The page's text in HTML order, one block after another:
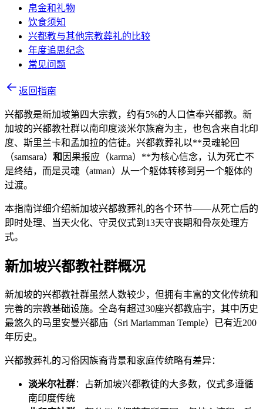
帛金和礼物
饮食须知
兴都教与其他宗教葬礼的比较
年度追思纪念
常见问题
返回指南
兴都教是新加坡第四大宗教，约有5%的人口信奉兴都教。新
加坡的兴都教社群以南印度淡米尔族裔为主，也包含来自北印
度、斯里兰卡和孟加拉的信徒。兴都教葬礼以**灵魂轮回
（samsara） 和 因果报应（karma）**为核心信念，认为死亡不
是终结，而是灵魂（atman）从一个躯体转移到另一个躯体的
过渡。
本指南详细介绍新加坡兴都教葬礼的各个环节——从死亡后的
即时处理、当天火化、守灵仪式到13天守丧期和骨灰处理方
式。
新加坡兴都教社群概况
新加坡的兴都教社群虽然人数较少，但拥有丰富的文化传统和
完善的宗教基础设施。全岛有超过30座兴都教庙宇，其中历史
最悠久的马里安曼兴都庙（Sri Mariamman Temple）已有近200
年历史。
兴都教葬礼的习俗因族裔背景和家庭传统略有差异：
淡米尔社群：占新加坡兴都教徒的大多数，仪式多遵循
南印度传统